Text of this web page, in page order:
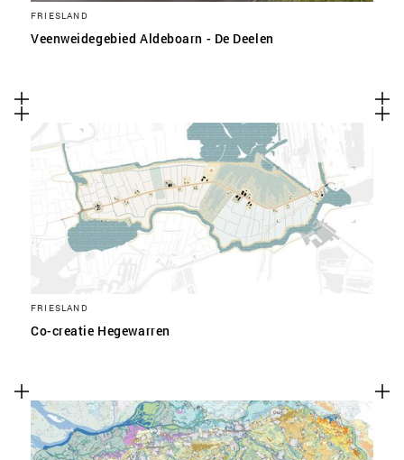
FRIESLAND
Veenweidegebied Aldeboarn - De Deelen
FRIESLAND
Co-creatie Hegewarren